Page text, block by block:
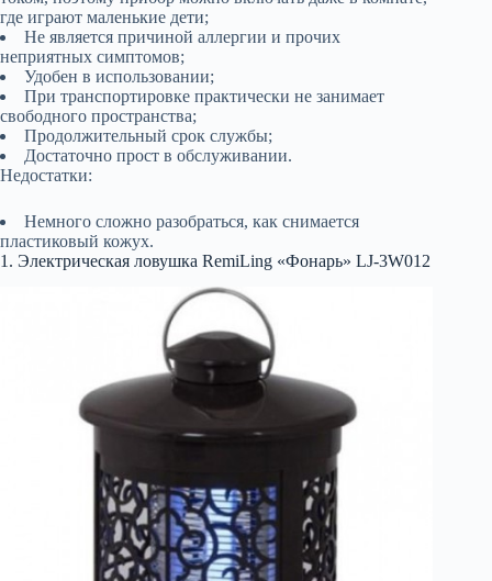
где играют маленькие дети;
Не является причиной аллергии и прочих
неприятных симптомов;
Удобен в использовании;
При транспортировке практически не занимает
свободного пространства;
Продолжительный срок службы;
Достаточно прост в обслуживании.
Недостатки:
Немного сложно разобраться, как снимается
пластиковый кожух.
1. Электрическая ловушка RemiLing «Фонарь» LJ-3W012